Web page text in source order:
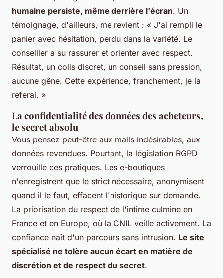
humaine persiste, même derrière l'écran. Un
témoignage, d'ailleurs, me revient : « J'ai rempli le
panier avec hésitation, perdu dans la variété. Le
conseiller a su rassurer et orienter avec respect.
Résultat, un colis discret, un conseil sans pression,
aucune gêne. Cette expérience, franchement, je la
referai. »
La confidentialité des données des acheteurs,
le secret absolu
Vous pensez peut-être aux mails indésirables, aux
données revendues. Pourtant, la législation RGPD
verrouille ces pratiques. Les e-boutiques
n'enregistrent que le strict nécessaire, anonymisent
quand il le faut, effacent l'historique sur demande.
La priorisation du respect de l'intime culmine en
France et en Europe, où la CNIL veille activement. La
confiance naît d'un parcours sans intrusion. Le site
spécialisé ne tolère aucun écart en matière de
discrétion et de respect du secret.